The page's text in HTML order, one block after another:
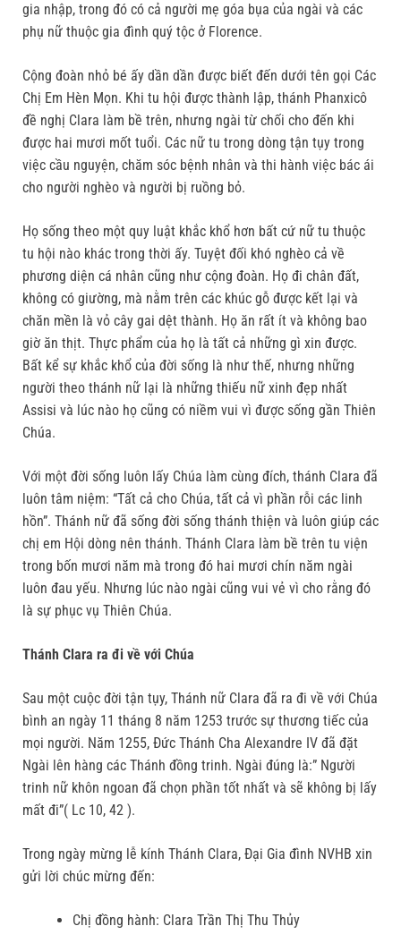
gia nhập, trong đó có cả người mẹ góa bụa của ngài và các
phụ nữ thuộc gia đình quý tộc ở Florence.
Cộng đoàn nhỏ bé ấy dần dần được biết đến dưới tên gọi Các
Chị Em Hèn Mọn. Khi tu hội được thành lập, thánh Phanxicô
đề nghị Clara làm bề trên, nhưng ngài từ chối cho đến khi
được hai mươi mốt tuổi. Các nữ tu trong dòng tận tụy trong
việc cầu nguyện, chăm sóc bệnh nhân và thi hành việc bác ái
cho người nghèo và người bị ruồng bỏ.
Họ sống theo một quy luật khắc khổ hơn bất cứ nữ tu thuộc
tu hội nào khác trong thời ấy. Tuyệt đối khó nghèo cả về
phương diện cá nhân cũng như cộng đoàn. Họ đi chân đất,
không có giường, mà nằm trên các khúc gỗ được kết lại và
chăn mền là vỏ cây gai dệt thành. Họ ăn rất ít và không bao
giờ ăn thịt. Thực phẩm của họ là tất cả những gì xin được.
Bất kể sự khắc khổ của đời sống là như thế, nhưng những
người theo thánh nữ lại là những thiếu nữ xinh đẹp nhất
Assisi và lúc nào họ cũng có niềm vui vì được sống gần Thiên
Chúa.
Với một đời sống luôn lấy Chúa làm cùng đích, thánh Clara đã
luôn tâm niệm: “Tất cả cho Chúa, tất cả vì phần rỗi các linh
hồn”. Thánh nữ đã sống đời sống thánh thiện và luôn giúp các
chị em Hội dòng nên thánh. Thánh Clara làm bề trên tu viện
trong bốn mươi năm mà trong đó hai mươi chín năm ngài
luôn đau yếu. Nhưng lúc nào ngài cũng vui vẻ vì cho rằng đó
là sự phục vụ Thiên Chúa.
Thánh Clara ra đi về với Chúa
Sau một cuộc đời tận tụy, Thánh nữ Clara đã ra đi về với Chúa
bình an ngày 11 tháng 8 năm 1253 trước sự thương tiếc của
mọi người. Năm 1255, Đức Thánh Cha Alexandre IV đã đặt
Ngài lên hàng các Thánh đồng trinh. Ngài đúng là:” Người
trinh nữ khôn ngoan đã chọn phần tốt nhất và sẽ không bị lấy
mất đi”( Lc 10, 42 ).
Trong ngày mừng lễ kính Thánh Clara, Đại Gia đình NVHB xin
gửi lời chúc mừng đến:
Chị đồng hành: Clara Trần Thị Thu Thủy